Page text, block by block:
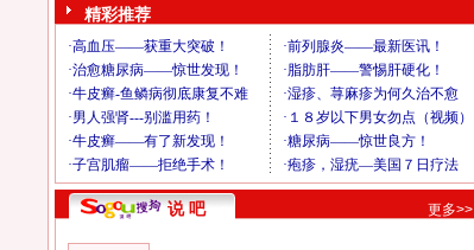
精彩推荐
说 吧 更多>>